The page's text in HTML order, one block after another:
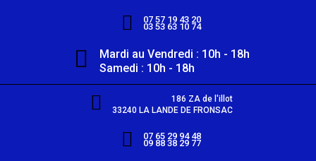
07 57 19 43 20
03 53 63 10 74
Mardi au Vendredi : 10h - 18h
Samedi : 10h - 18h
186 ZA de l'illot
33240 LA LANDE DE FRONSAC
07 65 29 94 48
09 88 38 29 77